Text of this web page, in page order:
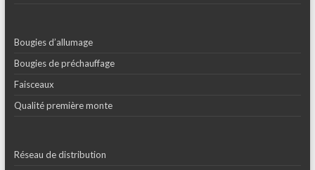
Bougies d’allumage
Bougies de préchauffage
Faisceaux
Qualité première monte
Réseau de distribution